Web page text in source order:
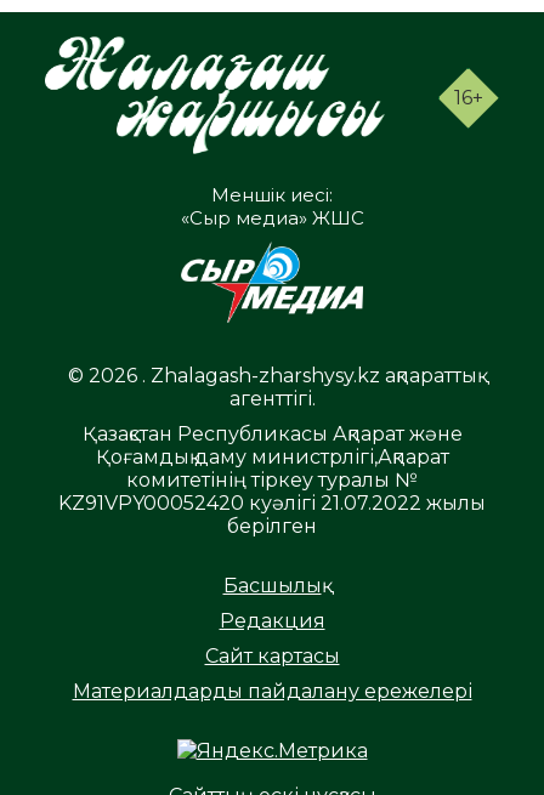
16+
Меншік иесі:
«Сыр медиа» ЖШС
© 2026 . Zhalagash-zharshysy.kz ақпараттық
агенттігі.
Қазақстан Республикасы Ақпарат және
Қоғамдық даму министрлігі,Ақпарат
комитетінің тіркеу туралы №
KZ91VPY00052420 куәлігі 21.07.2022 жылы
берілген
Басшылық
Редакция
Сайт картасы
Материалдарды пайдалану ережелері